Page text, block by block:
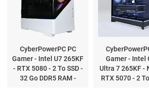
CyberPowerPC PC
Gamer - Intel U7 265KF
- RTX 5080 - 2 To SSD -
32 Go DDR5 RAM -
Gamer - Intel
Ultra 7 265KF -
RTX 5070 - 2